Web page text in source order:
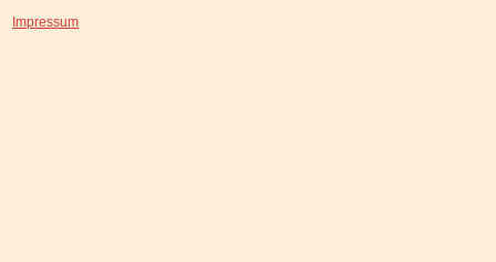
Impressum